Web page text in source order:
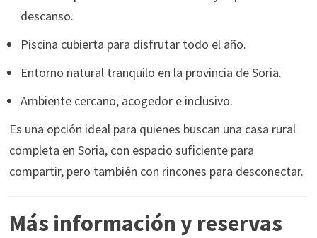
descanso.
Piscina cubierta para disfrutar todo el año.
Entorno natural tranquilo en la provincia de Soria.
Ambiente cercano, acogedor e inclusivo.
Es una opción ideal para quienes buscan una casa rural
completa en Soria, con espacio suficiente para
compartir, pero también con rincones para desconectar.
Más información y reservas